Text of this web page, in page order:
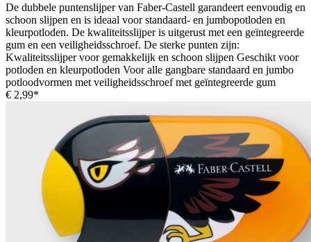
De dubbele puntenslijper van Faber-Castell garandeert eenvoudig en
schoon slijpen en is ideaal voor standaard- en jumbopotloden en
kleurpotloden. De kwaliteitsslijper is uitgerust met een geïntegreerde
gum en een veiligheidsschroef. De sterke punten zijn:
Kwaliteitsslijper voor gemakkelijk en schoon slijpen Geschikt voor
potloden en kleurpotloden Voor alle gangbare standaard en jumbo
potloodvormen met veiligheidsschroef met geïntegreerde gum
€ 2,99*